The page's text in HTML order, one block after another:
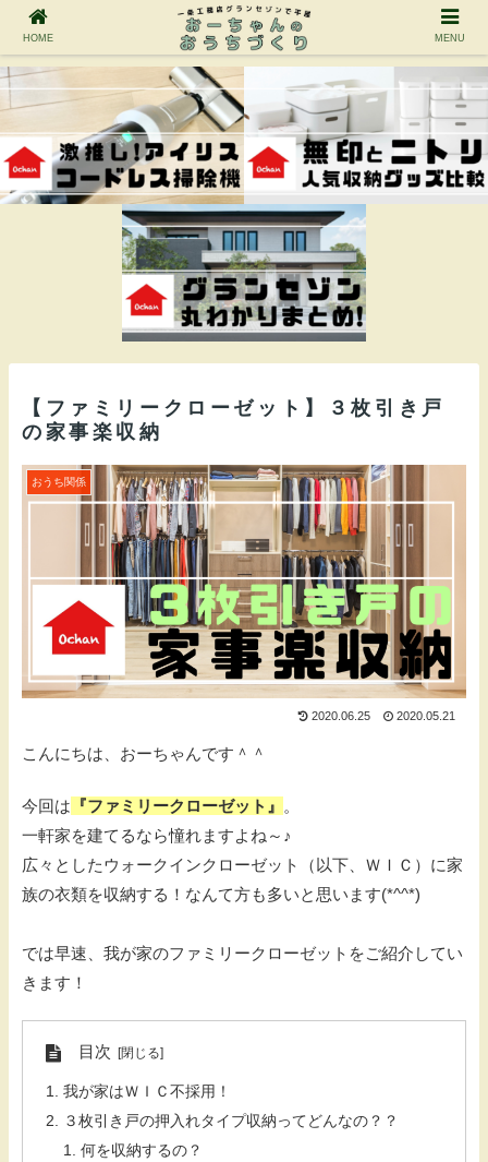
【ファミリークローゼット】３枚引き戸
の家事楽収納
おうち関係
2020.06.25 2020.05.21
こんにちは、おーちゃんです＾＾
今回は 『ファミリークローゼット』 。
一軒家を建てるなら憧れますよね～♪
広々としたウォークインクローゼット（以下、ＷＩＣ）に家
族の衣類を収納する！なんて方も多いと思います(*^^*)
では早速、我が家のファミリークローゼットをご紹介してい
きます！
目次
我が家はＷＩＣ不採用！
３枚引き戸の押入れタイプ収納ってどんなの？？
何を収納するの？
HOME MENU